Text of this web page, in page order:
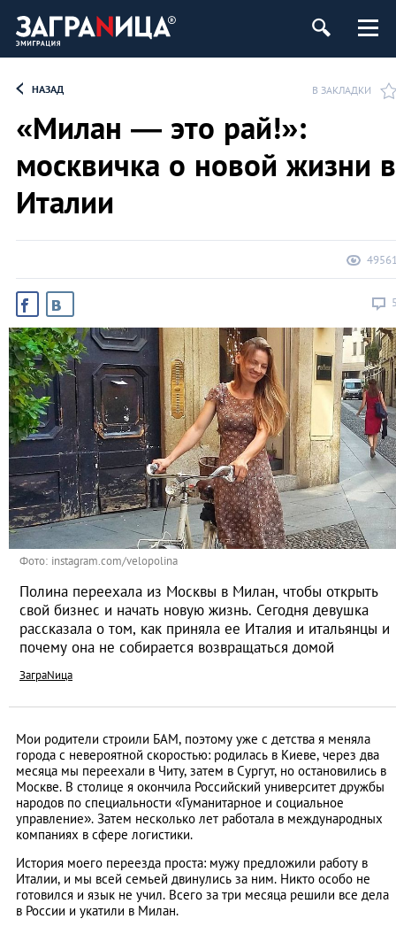
НАЗАД В ЗАКЛАДКИ
«Милан — это рай!»:
москвичка о новой жизни в
Италии
Фото: instagram.com/velopolina
Полина переехала из Москвы в Милан, чтобы открыть
свой бизнес и начать новую жизнь. Сегодня девушка
рассказала о том, как приняла ее Италия и итальянцы и
почему она не собирается возвращаться домой
ЗаграNица
Мои родители строили БАМ, поэтому уже с детства я меняла
города с невероятной скоростью: родилась в Киеве, через два
месяца мы переехали в Читу, затем в Сургут, но остановились в
Москве. В столице я окончила Российский университет дружбы
народов по специальности «Гуманитарное и социальное
управление». Затем несколько лет работала в международных
компаниях в сфере логистики.
История моего переезда проста: мужу предложили работу в
Италии, и мы всей семьей двинулись за ним. Никто особо не
готовился и язык не учил. Всего за три месяца решили все дела
в России и укатили в Милан.